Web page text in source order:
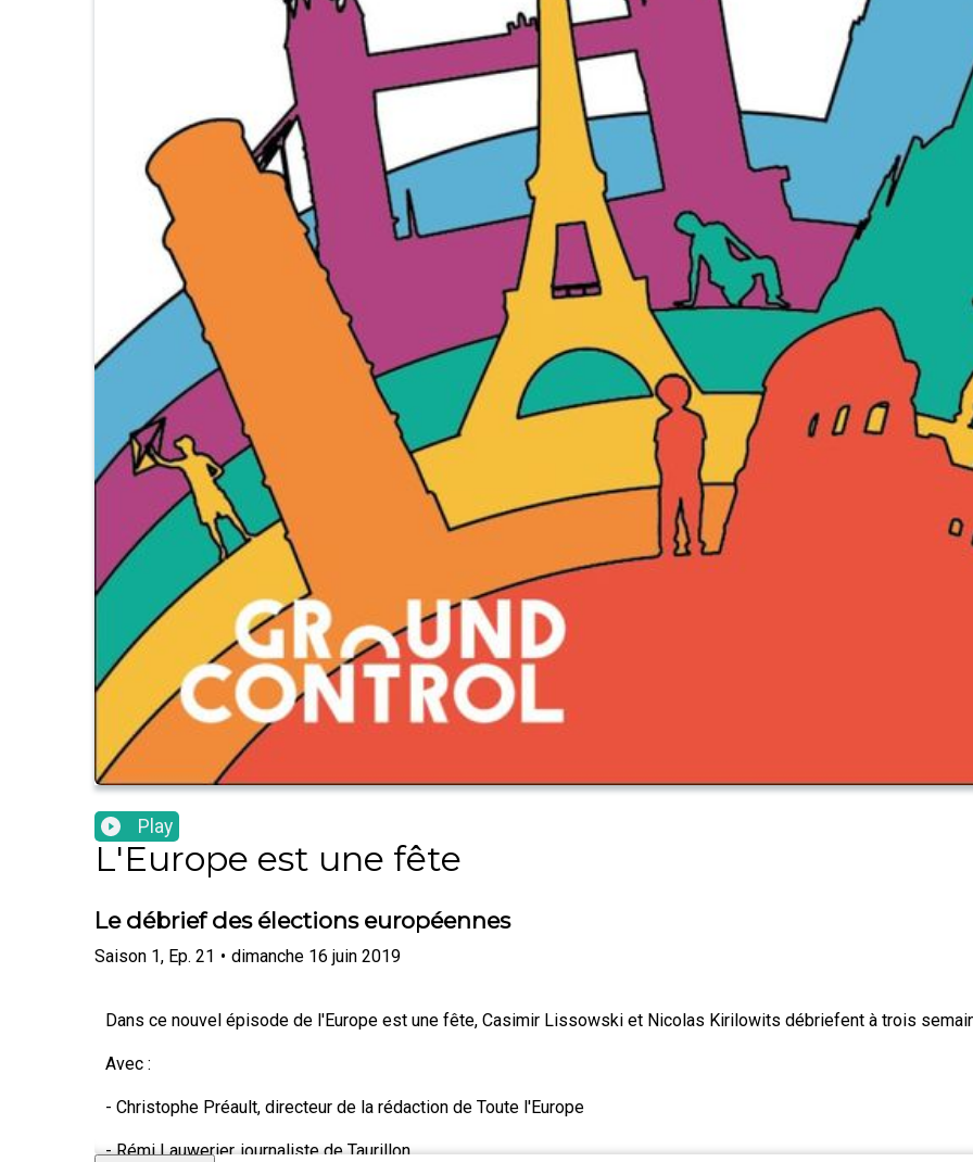
Play
L'Europe est une fête
Le débrief des élections européennes
Saison 1, Ep. 21 • dimanche 16 juin 2019
Dans ce nouvel épisode de l'Europe est une fête, Casimir Lissowski et Nicolas Kirilowits débriefent à trois
Avec :
- Christophe Préault, directeur de la rédaction de Toute l'Europe
- Rémi Lauwerier, journaliste de Taurillon.